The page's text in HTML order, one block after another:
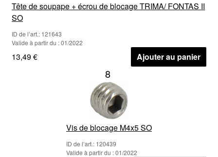
Tête de soupape + écrou de blocage TRIMA/ FONTAS II
SO
ID de l’art.: 121643
Valide à partir du : 01/2022
13,49 € Ajouter au panier
8
Vis de blocage M4x5 SO
ID de l’art.: 120439
Valide à partir du : 01/2022